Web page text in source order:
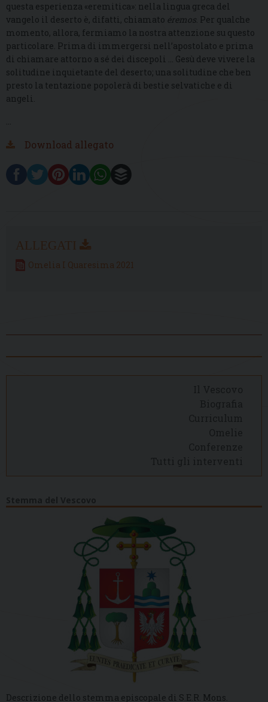
questa esperienza «eremitica»: nella lingua greca del
vangelo il deserto è, difatti, chiamato éremos. Per qualche
momento, allora, fermiamo la nostra attenzione su questo
particolare. Prima di immergersi nell’apostolato e prima
di chiamare attorno a sé dei discepoli … Gesù deve vivere la
solitudine inquietante del deserto; una solitudine che ben
presto la tentazione popolerà di bestie selvatiche e di
angeli.
…
Download allegato
Omelia I Quaresima 2021
Descrizione dello stemma episcopale di S.E.R. Mons.